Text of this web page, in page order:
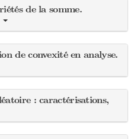
de la somme.
de convexité en analyse.
: caractérisations,